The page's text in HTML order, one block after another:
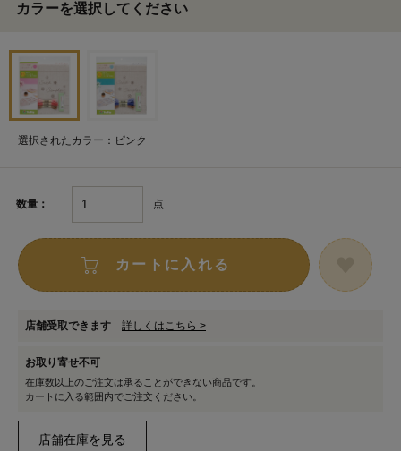
カラーを選択してください
選択されたカラー：ピンク
数量： 点
カートに入れる
店舗受取できます 詳しくはこちら >
お取り寄せ不可
在庫数以上のご注文は承ることができない商品です。
カートに入る範囲内でご注文ください。